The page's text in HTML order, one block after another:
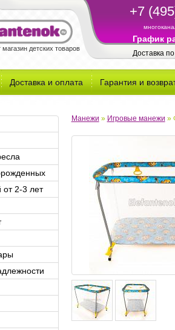
магазин детских товаров
+7
График
Доставка
Доставка и оплата Гарантия и
от 2-3 лет
Манежи » Игровые манежи »